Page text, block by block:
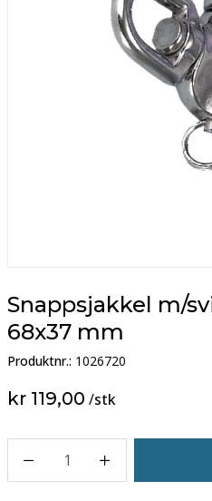
Snappsjakkel m/
68x37 mm
Produktnr.: 1026720
kr 119,00 /stk
1